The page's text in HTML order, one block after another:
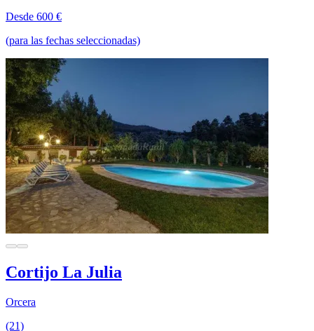
Desde 600 €
(para las fechas seleccionadas)
Cortijo La Julia
Orcera
(21)